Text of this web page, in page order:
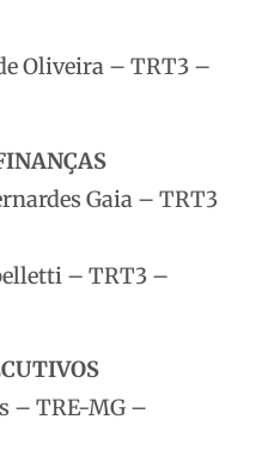
Oliveira – TRT3 –
Gaia – TRT3
– TRT3 –
– TRE-MG –